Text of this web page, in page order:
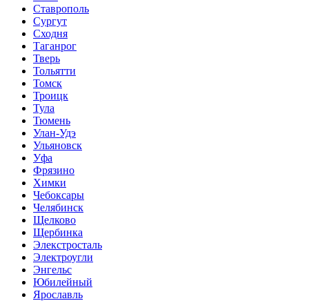
Ставрополь
Сургут
Сходня
Таганрог
Тверь
Тольятти
Томск
Троицк
Тула
Тюмень
Улан-Удэ
Ульяновск
Уфа
Фрязино
Химки
Чебоксары
Челябинск
Щелково
Щербинка
Элекстросталь
Электроугли
Энгельс
Юбилейный
Ярославль